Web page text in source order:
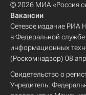
© 2026 МИА «Россия
Вакансии
Сетевое издание РИА
в Федеральной
информационных
(Роскомнадзор) 08
Свидетельство о
Учредитель: